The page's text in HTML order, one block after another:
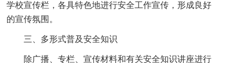
学校宣传栏，各具特色地进行安全工作宣传，形成良好
的宣传氛围。
三、多形式普及安全知识
除广播、专栏、宣传材料和有关安全知识讲座进行